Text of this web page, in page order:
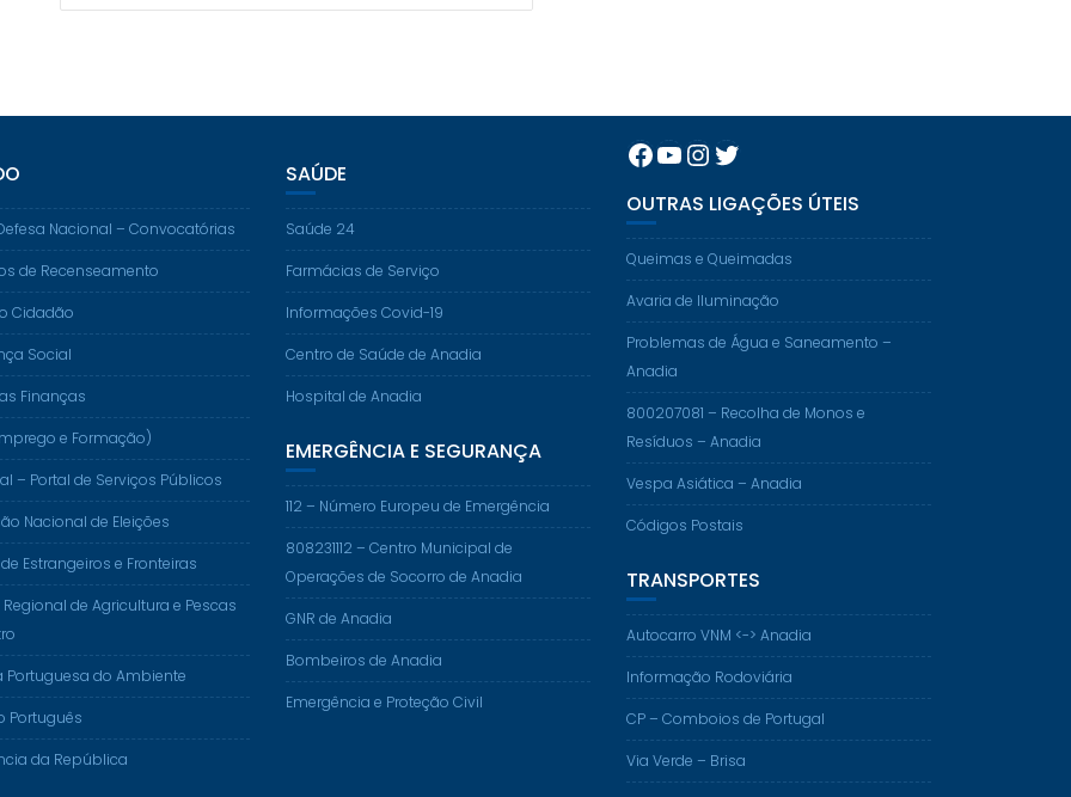
Nacional – Convocatórias
de Recenseamento
Cidadão
Social
Finanças
e Formação)
– Portal de Serviços Públicos
Nacional de Eleições
Estrangeiros e Fronteiras
Regional de Agricultura e Pescas
Portuguesa do Ambiente
Português
da República
SAÚDE
Saúde 24
Farmácias de Serviço
Informações Covid-19
Centro de Saúde de Anadia
Hospital de Anadia
EMERGÊNCIA E SEGURANÇA
112 – Número Europeu de Emergência
808231112 – Centro Municipal de
Operações de Socorro de Anadia
GNR de Anadia
Bombeiros de Anadia
Emergência e Proteção Civil
Facebook
YouTube
Instagram
Twitter
OUTRAS LIGAÇÕES ÚTEIS
Queimas e Queimadas
Avaria de Iluminação
Problemas de Água e Saneamento –
Anadia
800207081 – Recolha de Monos e
Resíduos – Anadia
Vespa Asiática – Anadia
Códigos Postais
TRANSPORTES
Autocarro VNM <-> Anadia
Informação Rodoviária
CP – Comboios de Portugal
Via Verde – Brisa